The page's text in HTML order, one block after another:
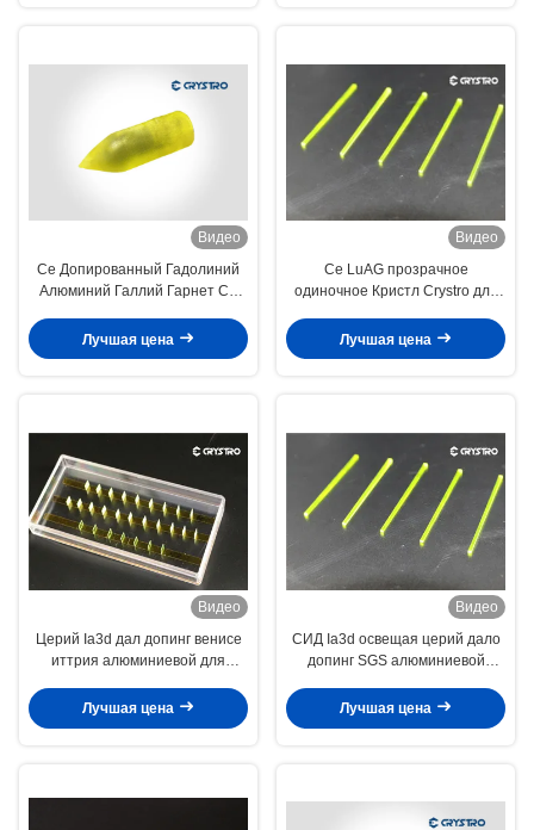
Видео
Ce Допированный Гадолиний
Алюминий Галлий Гарнет Ce
Лучшая цена
Видео
Ce LuAG прозрачное
одиночное Кристл Crystro для
Лучшая цена
Видео
Церий Ia3d дал допинг венисе
иттрия алюминиевой для
Лучшая цена
Видео
СИД Ia3d освещая церий дало
допинг SGS алюминиевой
Лучшая цена